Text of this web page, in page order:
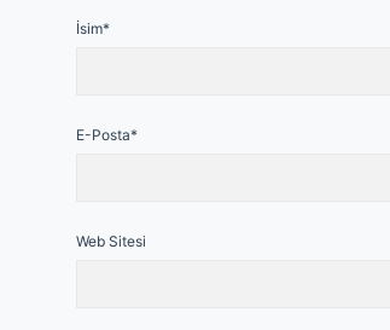
İsim*
E-Posta*
Web Sitesi